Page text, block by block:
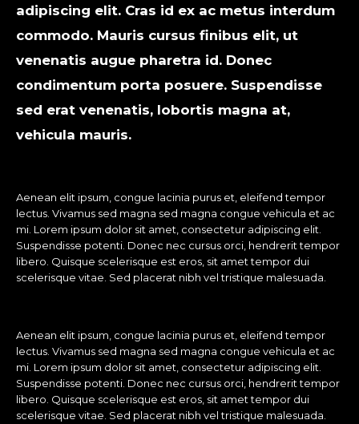
adipiscing elit. Cras id ex ac metus interdum
commodo. Mauris cursus finibus elit, ut
venenatis augue pharetra id. Donec
condimentum porta posuere. Suspendisse
sed erat venenatis, lobortis magna at,
vehicula mauris.
Aenean elit ipsum, congue lacinia purus et, eleifend tempor
lectus. Vivamus sed magna sed magna congue vehicula et ac
mi. Lorem ipsum dolor sit amet, consectetur adipiscing elit.
Suspendisse potenti. Donec nec cursus orci, hendrerit tempor
libero. Quisque scelerisque est eros, sit amet tempor dui
scelerisque vitae. Sed placerat nibh vel tristique malesuada.
Aenean elit ipsum, congue lacinia purus et, eleifend tempor
lectus. Vivamus sed magna sed magna congue vehicula et ac
mi. Lorem ipsum dolor sit amet, consectetur adipiscing elit.
Suspendisse potenti. Donec nec cursus orci, hendrerit tempor
libero. Quisque scelerisque est eros, sit amet tempor dui
scelerisque vitae. Sed placerat nibh vel tristique malesuada.